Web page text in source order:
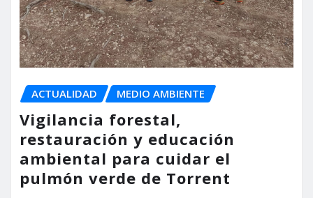
ACTUALIDAD MEDIO AMBIENTE
Vigilancia forestal,
restauración y educación
ambiental para cuidar el
pulmón verde de Torrent